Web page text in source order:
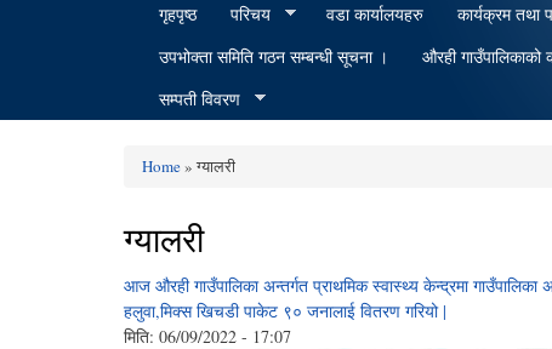
गृहपृष्ठ परिचय वडा कार्यालयहरु कार्यक्रम तथा
उपभोक्ता समिति गठन सम्बन्धी सूचना ।
औरही गाउँपालिकाको
सम्पती विवरण
Home» ग्यालरी
ग्यालरी
आज औरही गाउँपालिका अन्तर्गत प्राथमिक स्वास्थ्य केन्द्रमा गाउँपालिका
हलुवा,मिक्स खिचडी पाकेट ९० जनालाई वितरण गरियो |
मिति: 06/09/2022 - 17:07